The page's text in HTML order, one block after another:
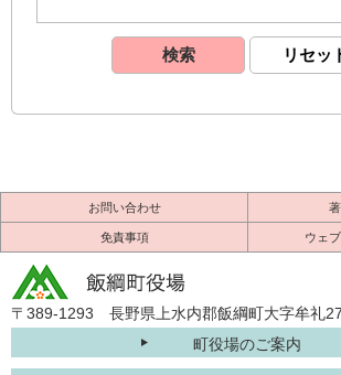
お問い合わせ
免責事項 ウェ
〒389-1293 長野県上水内郡飯綱町大字牟礼
町役場のご案内